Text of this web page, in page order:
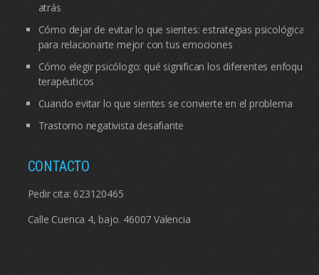
atrás
Cómo dejar de evitar lo que sientes: estrategias psicológicas
para relacionarte mejor con tus emociones
Cómo elegir psicólogo: qué significan los diferentes enfoques
terapéuticos
Cuando evitar lo que sientes se convierte en el problema
Trastorno negativista desafiante
CONTACTO
Pedir cita: 623120465
Calle Cuenca 4, bajo. 46007 Valencia